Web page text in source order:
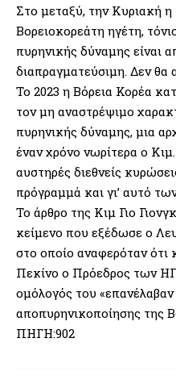
Στο μεταξύ, την Κυριακή η
Βορειοκορεάτη ηγέτη,
πυρηνικής δύναμης είναι
διαπραγματεύσιμη. Δεν θα
Το 2023 η Βόρεια Κορέα
τον μη αναστρέψιμο
πυρηνικής δύναμης, μια
έναν χρόνο νωρίτερα ο
αυστηρές διεθνείς
πρόγραμμά και γι’ αυτό
Το άρθρο της Κιμ Γιο
κείμενο που εξέδωσε ο
στο οποίο αναφερόταν
Πεκίνο ο Πρόεδρος των
ομόλογός του
αποπυρηνικοποίησης της
ΠΗΓΗ:902